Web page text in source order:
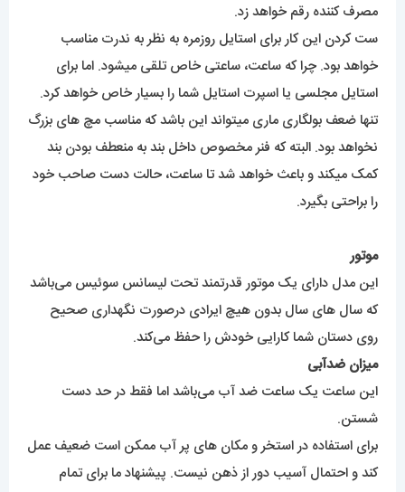
مصرف کننده رقم خواهد زد.
ست کردن این کار برای استایل روزمره به نظر به ندرت مناسب
خواهد بود. چرا که ساعت، ساعتی خاص تلقی میشود. اما برای
استایل مجلسی یا اسپرت استایل شما را بسیار خاص خواهد کرد.
تنها ضعف بولگاری ماری میتواند این باشد که مناسب مچ های بزرگ
نخواهد بود. البته که فنر مخصوص داخل بند به منعطف بودن بند
کمک میکند و باعث خواهد شد تا ساعت، حالت دست صاحب خود
را براحتی بگیرد.
موتور
این مدل دارای یک موتور قدرتمند تحت لیسانس سوئیس می‌باشد
که سال های سال بدون هیچ ایرادی درصورت نگهداری صحیح
روی دستان شما کارایی خودش را حفظ می‌کند.
میزان ضدآبی
این ساعت یک ساعت ضد آب می‌باشد اما فقط در حد دست
شستن.
برای استفاده در استخر و مکان های پر آب ممکن است ضعیف عمل
کند و احتمال آسیب دور از ذهن نیست. پیشنهاد ما برای تمام